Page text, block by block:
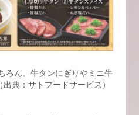
ろん、牛タンにぎりやミニ牛
典：サトフードサービス）